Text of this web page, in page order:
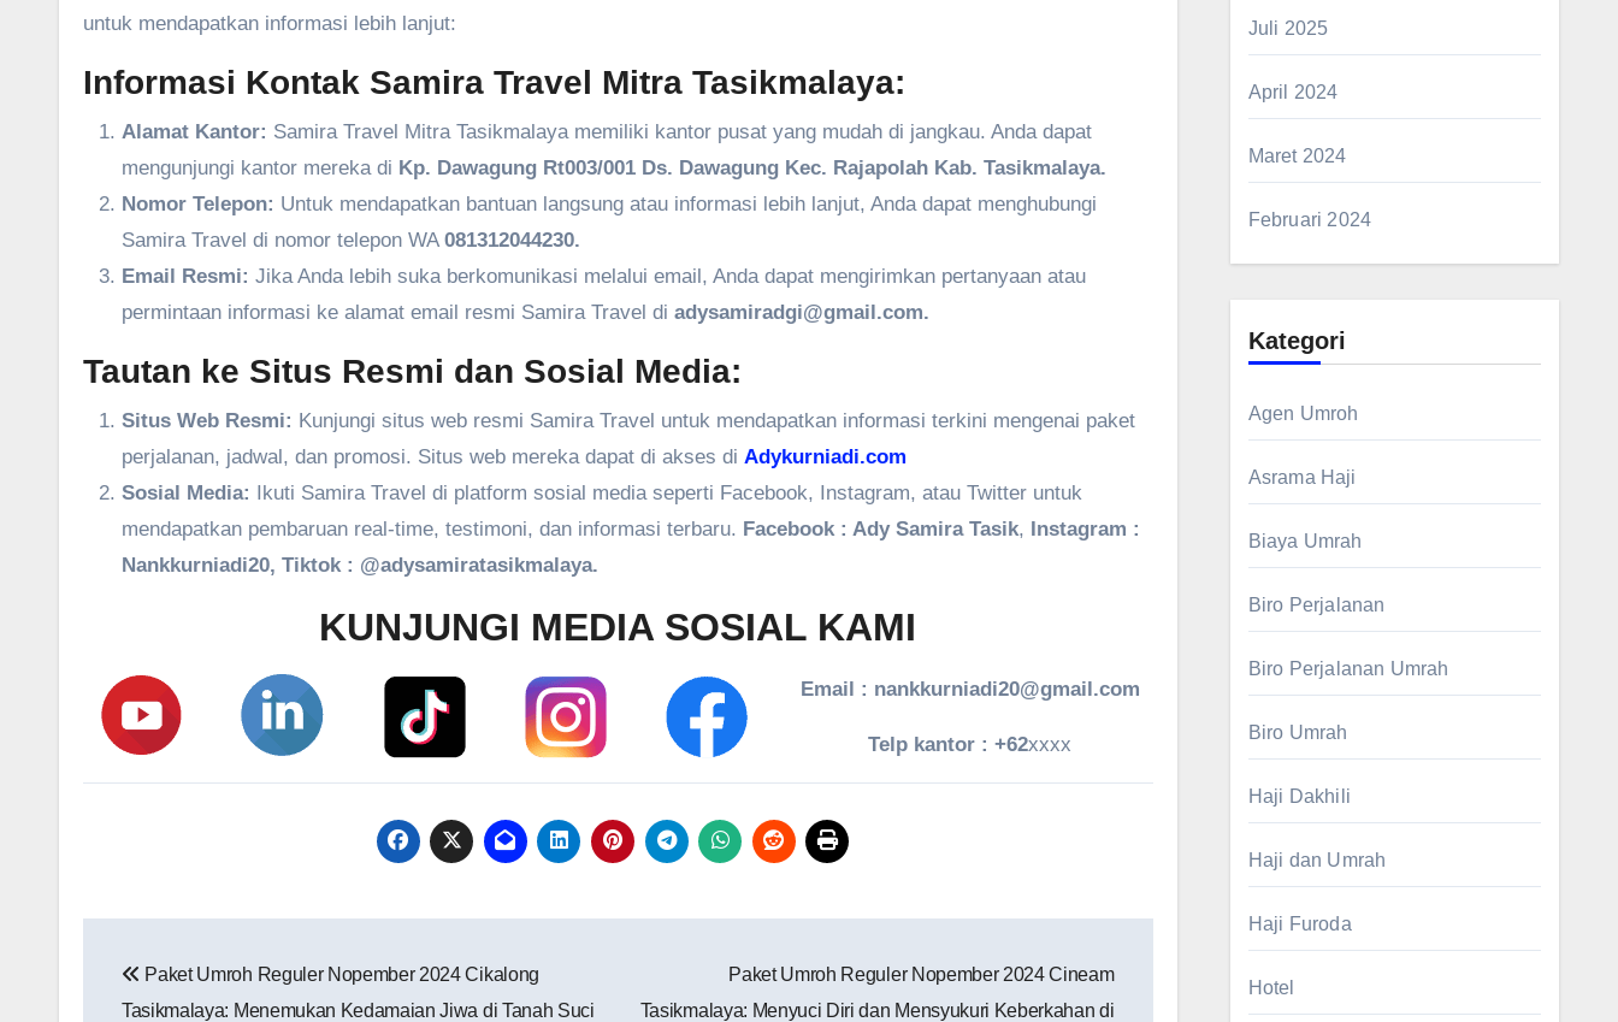
untuk mendapatkan informasi lebih lanjut:
Informasi Kontak Samira Travel Mitra Tasikmalaya:
Alamat Kantor: Samira Travel Mitra Tasikmalaya memiliki kantor pusat yang mudah di jangkau. Anda dapat
mengunjungi kantor mereka di Kp. Dawagung Rt003/001 Ds. Dawagung Kec. Rajapolah Kab. Tasikmalaya.
Nomor Telepon: Untuk mendapatkan bantuan langsung atau informasi lebih lanjut, Anda dapat menghubungi
Samira Travel di nomor telepon WA 081312044230.
Email Resmi: Jika Anda lebih suka berkomunikasi melalui email, Anda dapat mengirimkan pertanyaan atau
permintaan informasi ke alamat email resmi Samira Travel di adysamiradgi@gmail.com.
Tautan ke Situs Resmi dan Sosial Media:
Situs Web Resmi: Kunjungi situs web resmi Samira Travel untuk mendapatkan informasi terkini mengenai paket
perjalanan, jadwal, dan promosi. Situs web mereka dapat di akses di Adykurniadi.com
Sosial Media: Ikuti Samira Travel di platform sosial media seperti Facebook, Instagram, atau Twitter untuk
mendapatkan pembaruan real-time, testimoni, dan informasi terbaru. Facebook : Ady Samira Tasik, Instagram :
Nankkurniadi20, Tiktok : @adysamiratasikmalaya.
KUNJUNGI MEDIA SOSIAL KAMI
Email : nankkurniadi20@gmail.com
Telp kantor : +62xxxx
posPaket Umroh Reguler Nopember 2024 Cikalong
Tasikmalaya: Menemukan Kedamaian Jiwa di Tanah Suci
Paket Umroh Reguler Nopember 2024 Cineam
Tasikmalaya: Menyuci Diri dan Mensyukuri Keberkahan di
Juli 2025
April 2024
Maret 2024
Februari 2024
Kategori
Agen Umroh
Asrama Haji
Biaya Umrah
Biro Perjalanan
Biro Perjalanan Umrah
Biro Umrah
Haji Dakhili
Haji dan Umrah
Haji Furoda
Hotel